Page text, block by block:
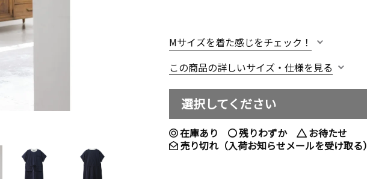
Mサイズを着た感じをチェック！
この商品の詳しいサイズ・仕様を見る
選択してください
在庫あり 残りわずか
お待たせ
売り切れ（入荷お知らせメールを受け取る）